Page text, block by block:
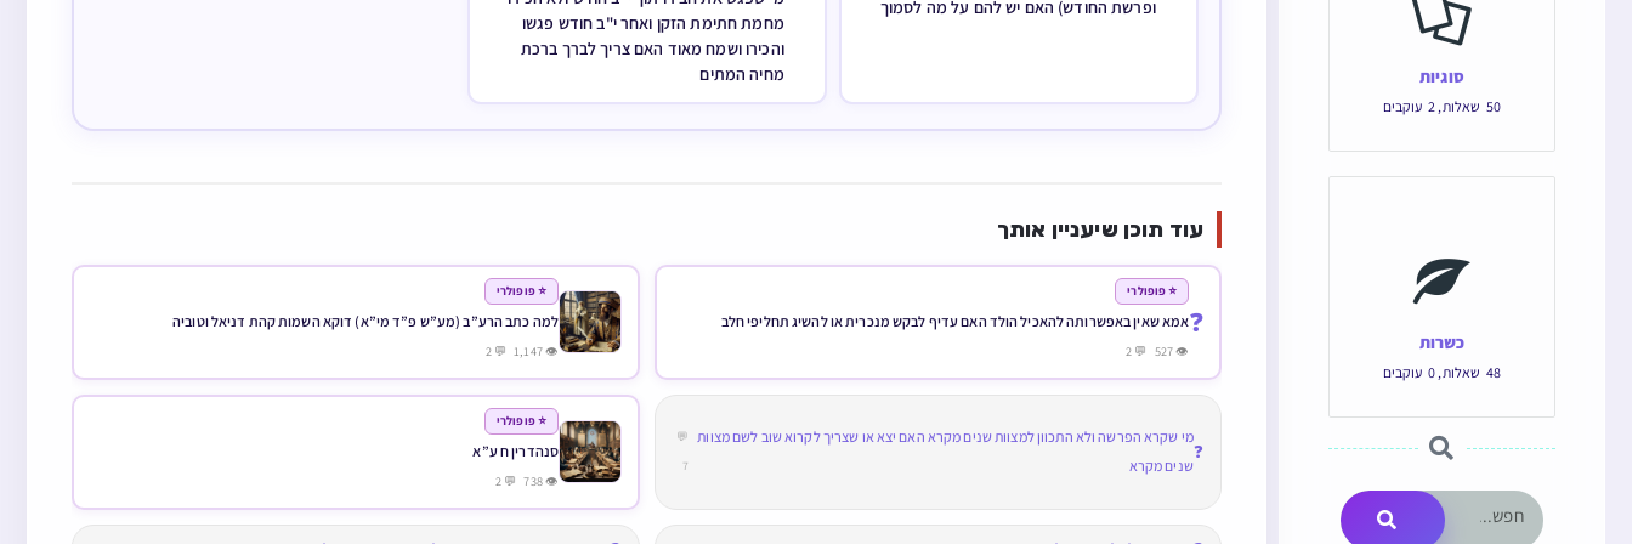
ופרשת החודש) האם יש להם על מה לסמוך
מחמת חתימת הזקן ואחר י"ב חודש פגשו
והכירו ושמח מאוד האם צריך לברך ברכת
מחיה המתים
עוד תוכן שיעניין אותך
❓
⭐ פופולרי
אמא שאין באפשרותה להאכיל הולד האם עדיף לבקש מנכרית או להשיג תחליפי חלב
👁 527 💬 2
⭐ פופולרי
למה כתב הרע”ב (מע”ש פ”ד מי”א) דוקא השמות קהת דניאל וטוביה
👁 1,147 💬 2
❓
מי שקרא הפרשה ולא התכוון למצוות שנים מקרא האם יצא או שצריך לקרוא שוב לשם מצוות
שנים מקרא
💬
7
⭐ פופולרי
סנהדרין ח ע”א
👁 738 💬 2
סוגיות
50 שאלות,
2 עוקבים
כשרות
48 שאלות,
0 עוקבים